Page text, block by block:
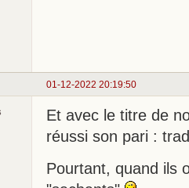
01-12-2022 20:19:50
Et avec le titre de
réussi son pari :
Pourtant, quand ils